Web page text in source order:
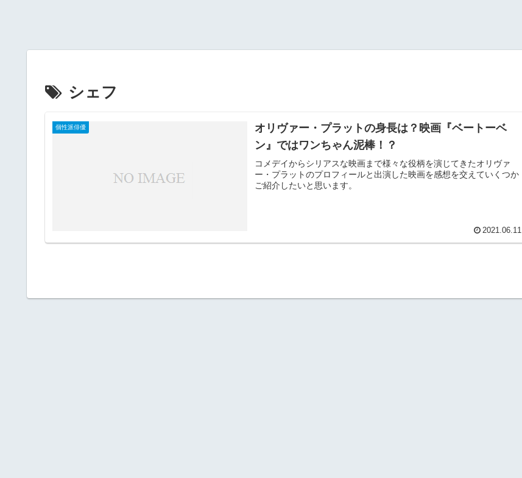
シェフ
個性派俳優
オリヴァー・プラットの身長は？映画『ベートーベ
ン』ではワンちゃん泥棒！？
コメデイからシリアスな映画まで様々な役柄を演じてきたオリヴァ
ー・プラットのプロフィールと出演した映画を感想を交えていくつか
ご紹介したいと思います。
2021.06.11